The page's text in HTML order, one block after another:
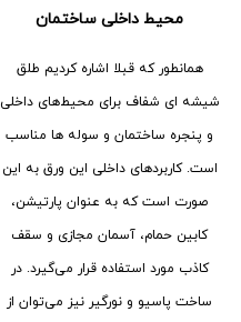
محیط داخلی ساختمان
همانطور که قبلا اشاره کردیم طلق
شیشه ای شفاف برای محیط‌های داخلی
و پنجره ساختمان و سوله ها مناسب
است. کاربردهای داخلی این ورق به این
صورت است که به عنوان پارتیشن،
کابین حمام، آسمان مجازی و سقف
کاذب مورد استفاده قرار می‌گیرد. در
ساخت پاسیو و نورگیر نیز می‌توان از